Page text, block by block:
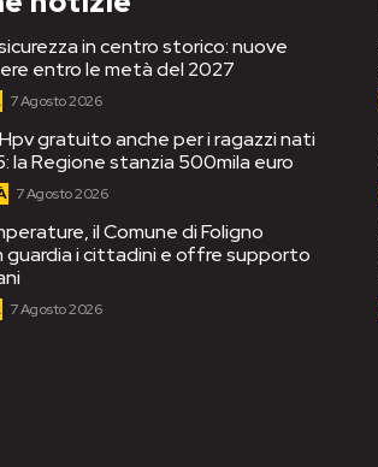
in centro storico: nuove
entro le metà del 2027
7 Agosto 2026
gratuito anche per i ragazzi nati
la Regione stanzia 500mila euro
7 Agosto 2026
il Comune di Foligno
i cittadini e offre supporto
7 Agosto 2026